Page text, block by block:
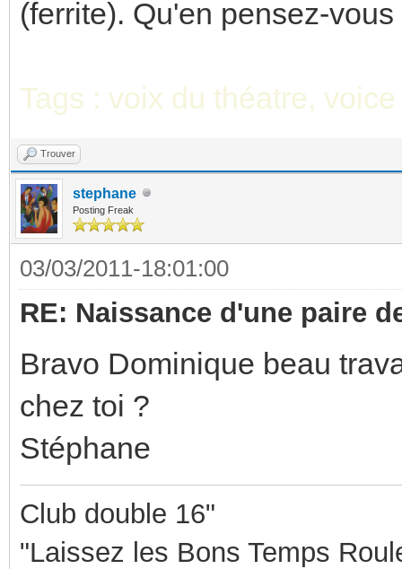
(ferrite). Qu'en pensez-vous
Tags : voix du théatre,
Trouver
stephane
Posting Freak
03/03/2011-18:01:00
RE: Naissance d'une paire
Bravo Dominique beau
chez toi ?
Stéphane
Club double 16"
"Laissez les Bons Temps